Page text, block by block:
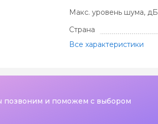
Макс. уровень шума, дБ
Страна
Все характеристики
позвоним и поможем с выбором